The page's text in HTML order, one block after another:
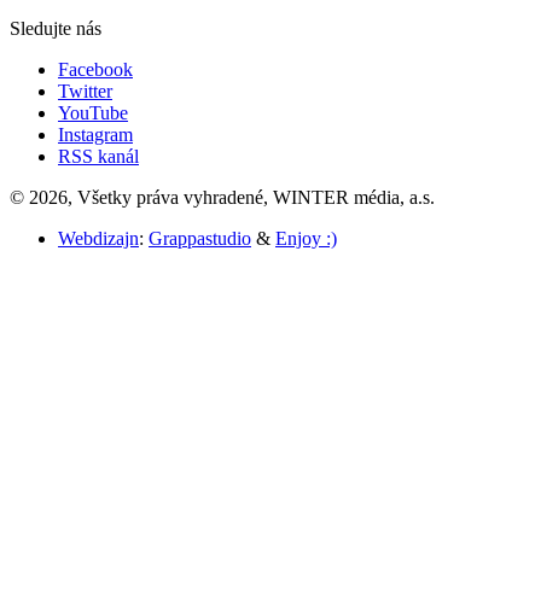
Sledujte nás
Facebook
Twitter
YouTube
Instagram
RSS kanál
© 2026, Všetky práva vyhradené, WINTER média, a.s.
Webdizajn: Grappastudio & Enjoy :)